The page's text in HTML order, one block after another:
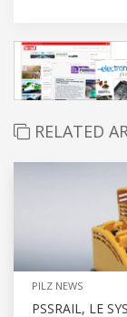
RELATED
PILZ NEWS
PSSRAIL, LE